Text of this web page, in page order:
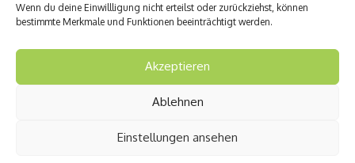
Wenn du deine Einwillligung nicht erteilst oder zurückziehst, können
bestimmte Merkmale und Funktionen beeinträchtigt werden.
Akzeptieren
Ablehnen
Einstellungen ansehen
Kann man Hunde vegan ernähren?